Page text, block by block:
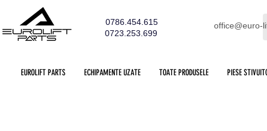
0786.454.615
0723.253.699
office@euro-
EUROLIFT PARTS ECHIPAMENTE UZATE TOATE PRODUSELE PIESE